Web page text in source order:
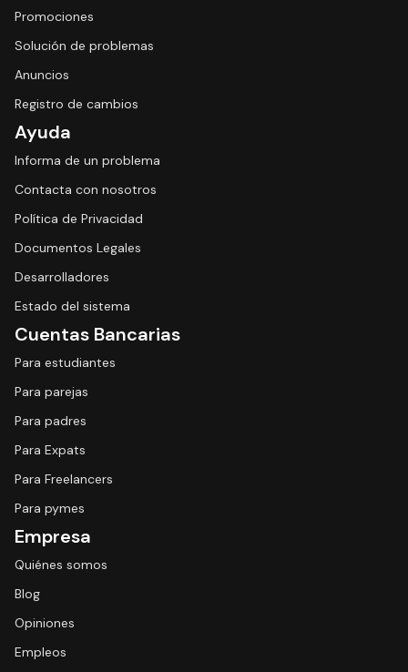
Promociones
Solución de problemas
Anuncios
Registro de cambios
Ayuda
Informa de un problema
Contacta con nosotros
Política de Privacidad
Documentos Legales
Desarrolladores
Estado del sistema
Cuentas Bancarias
Para estudiantes
Para parejas
Para padres
Para Expats
Para Freelancers
Para pymes
Empresa
Quiénes somos
Blog
Opiniones
Empleos